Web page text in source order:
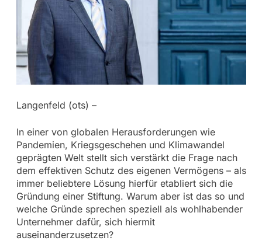
Langenfeld (ots) –
In einer von globalen Herausforderungen wie
Pandemien, Kriegsgeschehen und Klimawandel
geprägten Welt stellt sich verstärkt die Frage nach
dem effektiven Schutz des eigenen Vermögens – als
immer beliebtere Lösung hierfür etabliert sich die
Gründung einer Stiftung. Warum aber ist das so und
welche Gründe sprechen speziell als wohlhabender
Unternehmer dafür, sich hiermit
auseinanderzusetzen?